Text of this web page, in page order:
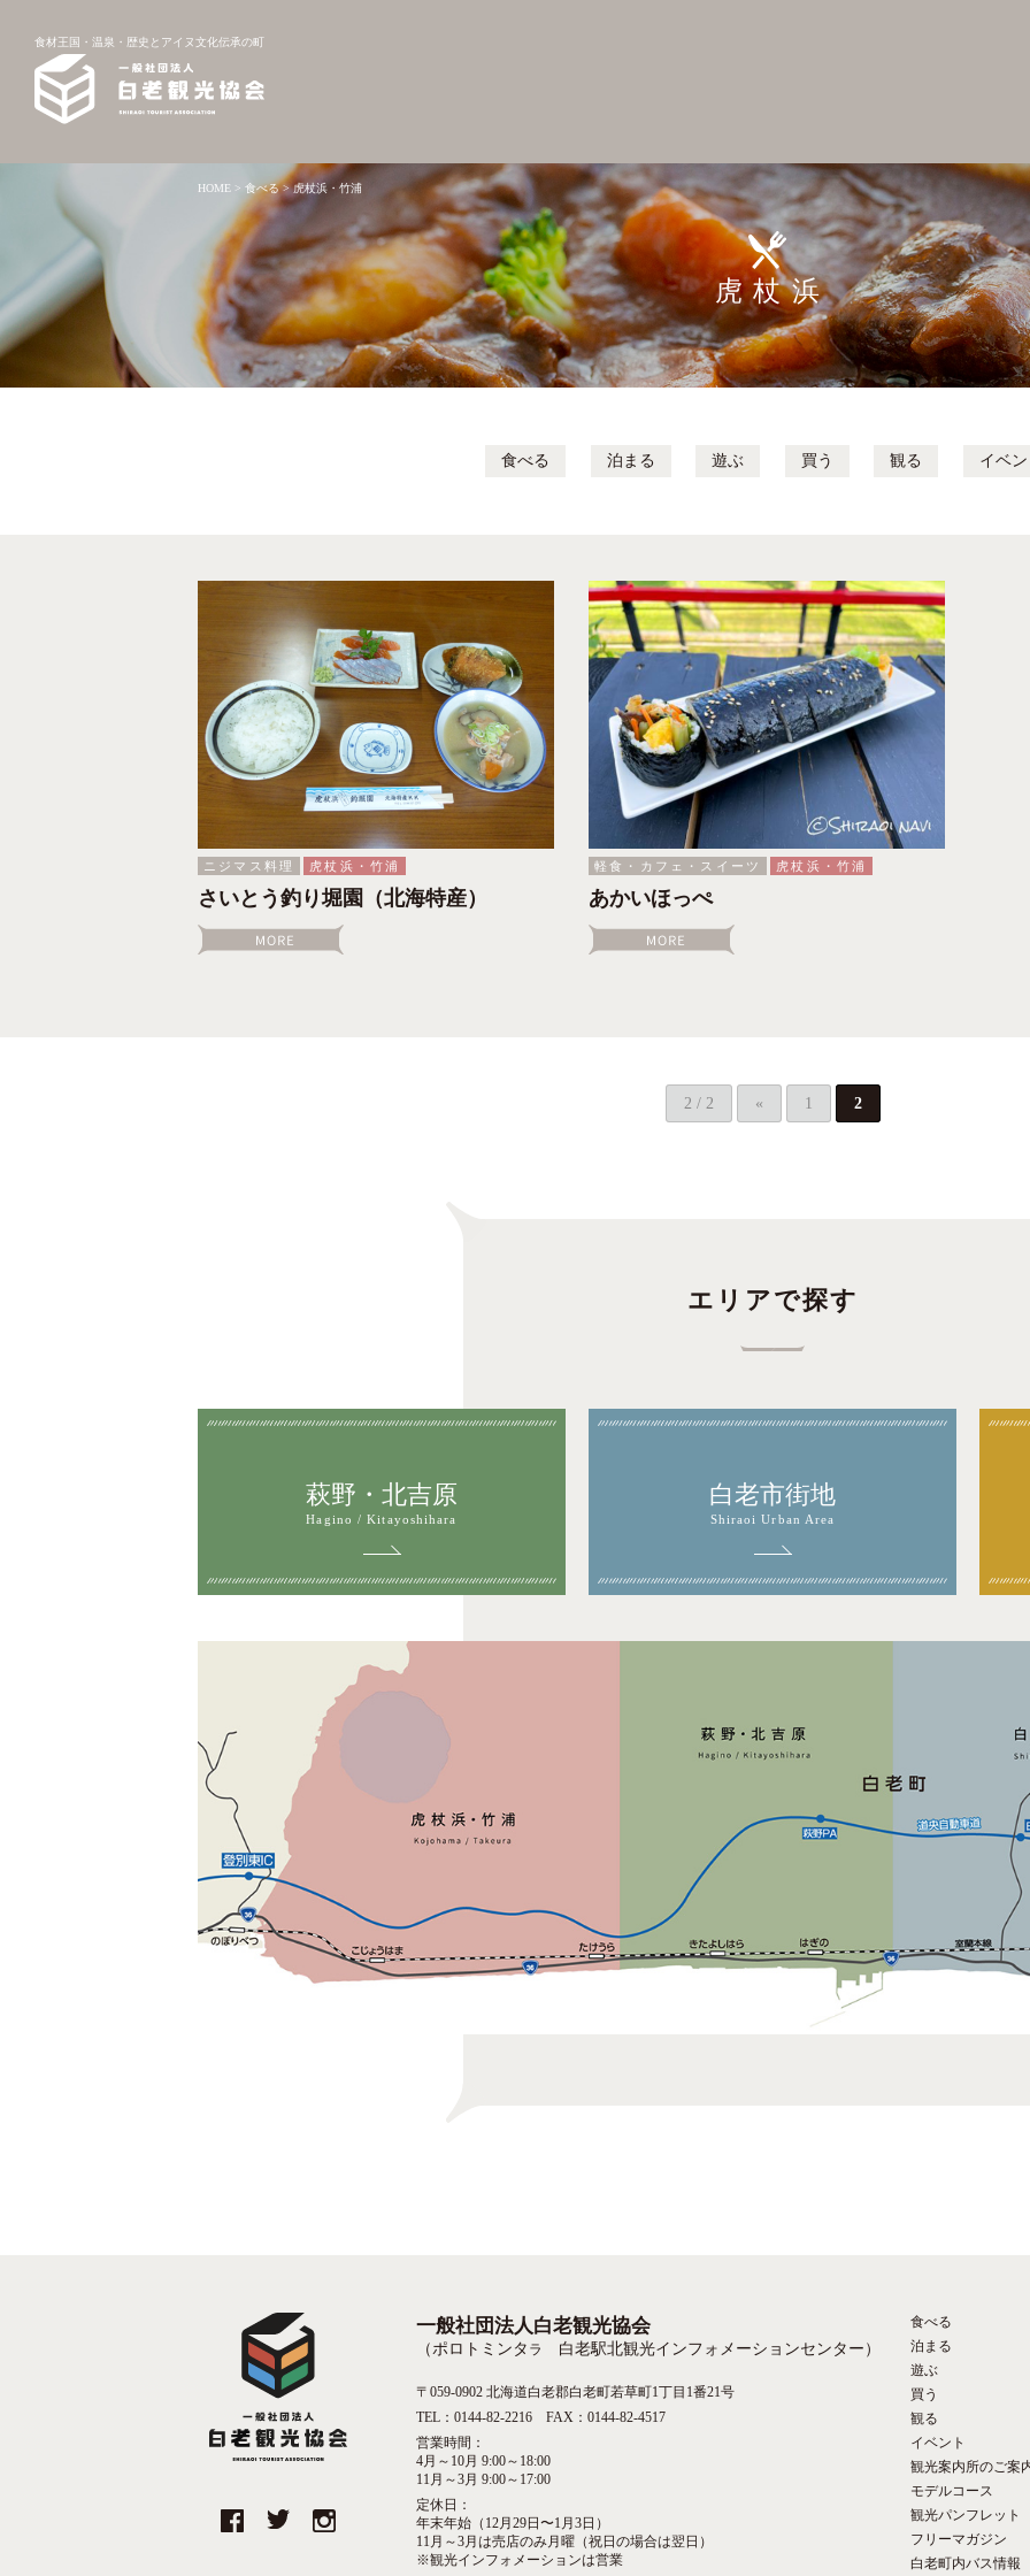
食材王国・温泉・歴史とアイヌ文化伝承の町
HOME > 食べる>虎杖浜・竹浦
虎杖浜
食べる 泊まる 遊ぶ 買う 観る イベ
ニジマス料理 虎杖浜・竹浦
さいとう釣り堀園（北海特産）
軽食・カフェ・スイーツ 虎杖浜・竹浦
あかいほっぺ
2 / 2 « 1 2
エリアで探す
萩野・北吉原
Hagino / Kitayoshihara
白老市街地
Shiraoi Urban Area
一般社団法人白老観光協会
（ポロトミンタ ラ 白老駅北観光インフォメーションセンター）
〒059-0902 北海道白老郡白老町若草町1丁目1番21号
TEL：0144-82-2216 FAX：0144-82-4517
営業時間：
4月～10月 9:00～18:00
11月～3月 9:00～17:00
定休日：
年末年始（12月29日〜1月3日）
11月～3月は売店のみ月曜（祝日の場合は翌日）
※観光インフォメーションは営業
食べる
泊まる
遊ぶ
買う
観る
イベント
観光案内所のご案
モデルコース
観光パンフレット
フリーマガジン
白老町内バス情報